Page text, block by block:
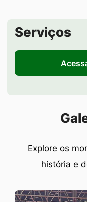
Seção de
Serviços
Seção Galeria
Explore os
história e